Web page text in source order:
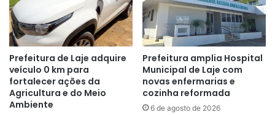
Prefeitura de Laje adquire
veículo 0 km para
fortalecer ações da
Agricultura e do Meio
Ambiente
Prefeitura amplia Hospital
Municipal de Laje com
novas enfermarias e
cozinha reformada
6 de agosto de 2026